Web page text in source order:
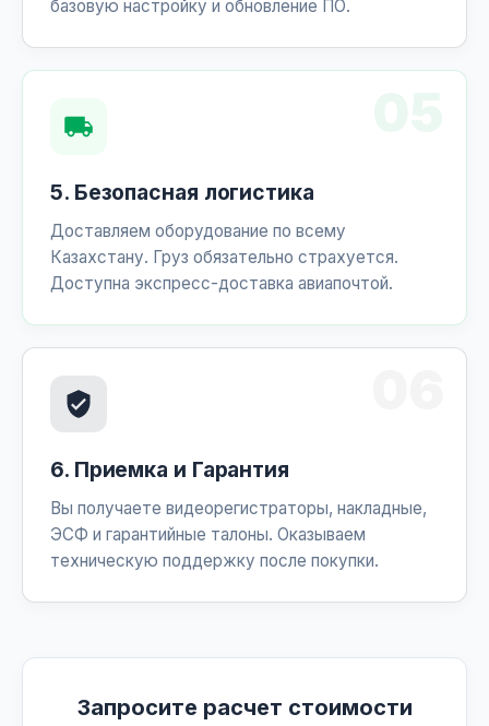
базовую настройку и обновление ПО.
5. Безопасная логистика
Доставляем оборудование по всему
Казахстану. Груз обязательно страхуется.
Доступна экспресс-доставка авиапочтой.
6. Приемка и Гарантия
Вы получаете видеорегистраторы, накладные,
ЭСФ и гарантийные талоны. Оказываем
техническую поддержку после покупки.
Запросите расчет стоимости